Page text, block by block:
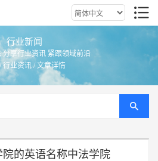
行业新闻
分享行业资讯 紧跟领域前沿
行业资讯 / 文章详情
院的英语名称中法学院